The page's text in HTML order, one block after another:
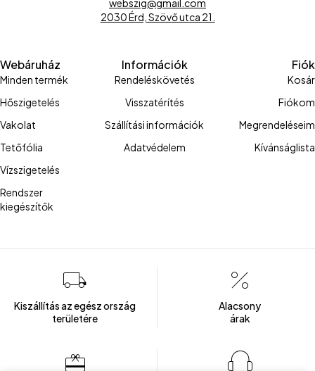
webszig@gmail.com
2030 Érd, Szövő utca 21.
Webáruház
Minden termék
Hőszigetelés
Vakolat
Tetőfólia
Vízszigetelés
Rendszer
kiegészítők
Információk
Rendeléskövetés
Visszatérítés
Szállítási információk
Adatvédelem
Fiók
Kosár
Fiókom
Megrendeléseim
Kívánságlista
Kiszállítás az egész ország
területére
Alacsony
árak